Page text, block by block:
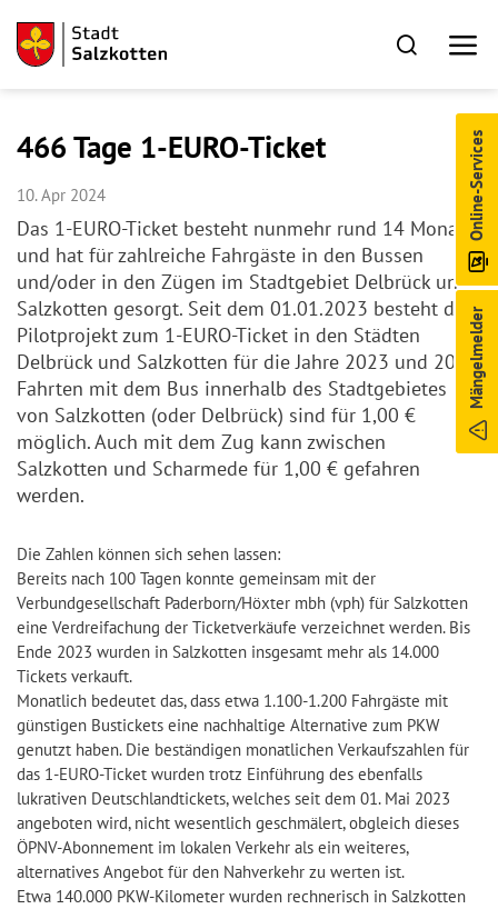
Mängelmelder
Online-Services
466 Tage 1-EURO-Ticket
10. Apr 2024
Das 1-EURO-Ticket besteht nunmehr rund 14 Monate
und hat für zahlreiche Fahrgäste in den Bussen
und/oder in den Zügen im Stadtgebiet Delbrück und
Salzkotten gesorgt. Seit dem 01.01.2023 besteht das
Pilotprojekt zum 1-EURO-Ticket in den Städten
Delbrück und Salzkotten für die Jahre 2023 und 2024.
Fahrten mit dem Bus innerhalb des Stadtgebietes
von Salzkotten (oder Delbrück) sind für 1,00 €
möglich. Auch mit dem Zug kann zwischen
Salzkotten und Scharmede für 1,00 € gefahren
werden.
Die Zahlen können sich sehen lassen:
Bereits nach 100 Tagen konnte gemeinsam mit der
Verbundgesellschaft Paderborn/Höxter mbh (vph) für Salzkotten
eine Verdreifachung der Ticketverkäufe verzeichnet werden. Bis
Ende 2023 wurden in Salzkotten insgesamt mehr als 14.000
Tickets verkauft.
Monatlich bedeutet das, dass etwa 1.100-1.200 Fahrgäste mit
günstigen Bustickets eine nachhaltige Alternative zum PKW
genutzt haben. Die beständigen monatlichen Verkaufszahlen für
das 1-EURO-Ticket wurden trotz Einführung des ebenfalls
lukrativen Deutschlandtickets, welches seit dem 01. Mai 2023
angeboten wird, nicht wesentlich geschmälert, obgleich dieses
ÖPNV-Abonnement im lokalen Verkehr als ein weiteres,
alternatives Angebot für den Nahverkehr zu werten ist.
Etwa 140.000 PKW-Kilometer wurden rechnerisch in Salzkotten